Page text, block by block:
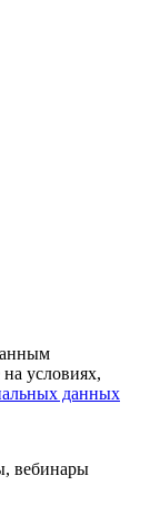
условиях,
данных
вебинары